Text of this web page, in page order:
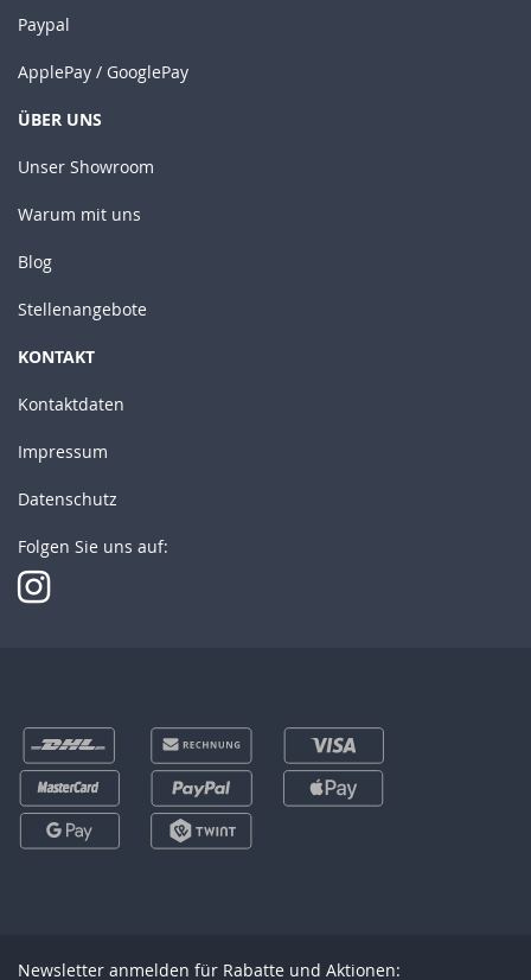
Paypal
ApplePay / GooglePay
ÜBER UNS
Unser Showroom
Warum mit uns
Blog
Stellenangebote
KONTAKT
Kontaktdaten
Impressum
Datenschutz
Folgen Sie uns auf:
Newsletter anmelden für Rabatte und Aktionen: